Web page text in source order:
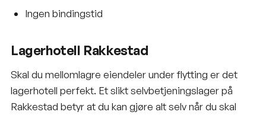
Ingen bindingstid
Lagerhotell Rakkestad
Skal du mellomlagre eiendeler under flytting er det
lagerhotell perfekt. Et slikt selvbetjeningslager på
Rakkestad betyr at du kan gjøre alt selv når du skal